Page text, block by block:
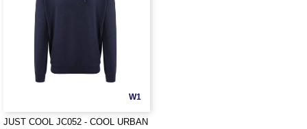
W1
JUST COOL JC052 - COOL URBAN